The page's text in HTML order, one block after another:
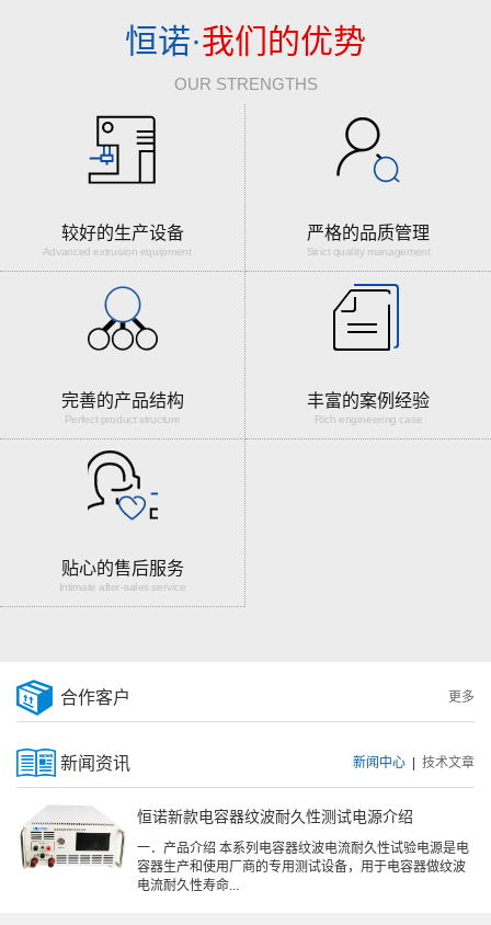
恒诺·我们的优势
OUR STRENGTHS
较好的生产设备
Advanced extrusion equipment
严格的品质管理
Strict quality management
完善的产品结构
Perfect product structure
丰富的案例经验
Rich engineering case
贴心的售后服务
Intimate after-sales service
合作客户 更多
新闻资讯 新闻中心 技术文章
恒诺新款电容器纹波耐久性测试电源介绍
一．产品介绍 本系列电容器纹波电流耐久性试验电源是电
容器生产和使用厂商的专用测试设备，用于电容器做纹波
电流耐久性寿命...